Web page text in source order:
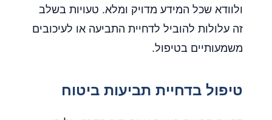
ולוודא שכל המידע מדויק ומלא. טעויות בשלב
זה עלולות להוביל לדחיית התביעה או לעיכובים
משמעותיים בטיפול.
טיפול בדחיית תביעות ביטוח